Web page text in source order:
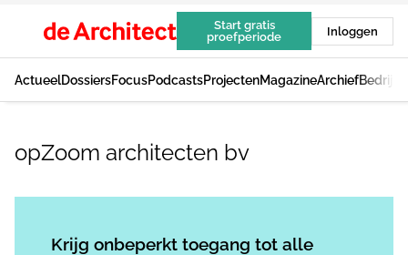
Start gratis
proefperiode
Inloggen
ActueelDossiersFocusPodcastsProjectenMagazineArchief
opZoom architecten bv
Krijg onbeperkt toegang tot alle